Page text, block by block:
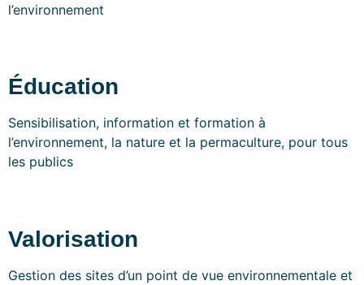
l’environnement
Éducation
Sensibilisation, information et formation à
l’environnement, la nature et la permaculture, pour tous
les publics
Valorisation
Gestion des sites d’un point de vue environnementale et